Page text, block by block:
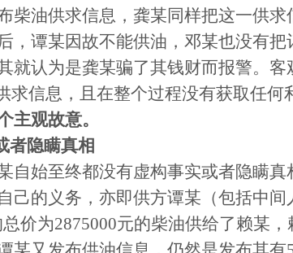
柴油供求信息，龚某同样把这一供
，谭某因故不能供油，邓某也没有
就认为是龚某骗了其钱财而报警。
求信息，且在整个过程没有获取任何
主观故意。
者隐瞒真相
自始至终都没有虚构事实或者隐瞒
己的义务，亦即供方谭某（包括中间
价为2875000元的柴油供给了赖某